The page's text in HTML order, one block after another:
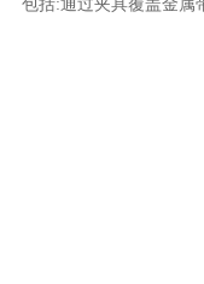
包括:通过夹具覆盖金属